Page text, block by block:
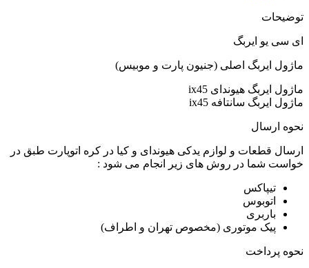
توضیحات
ای سی یو ایربگ
ماژول ایربگ اصلی (جنیون پارت و موبیس)
ماژول ایربگ هیوندای ix45
ماژول ایربگ سانتافه ix45
نحوه ارسال
ارسال قطعات و لوازم یدکی هیوندای و کیا در کره اتوپارت طبق در
خواست شما در روش های زیر انجام می شود :
تیپاکس
اتوبوس
باربری
پیک موتوری (مخصوص تهران و اطراف)
نحوه پرداخت